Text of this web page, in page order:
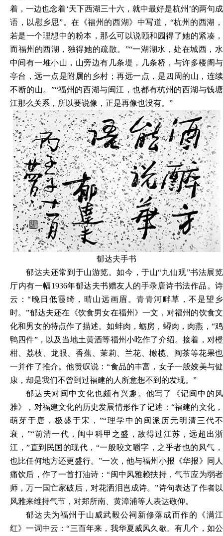
着，一边也念着‘天下西湖三十六，就中最好是杭州’的两句成
语，以慰乡思”。在《福州的西湖》中写道，“杭州的西湖，
若是一个理想中的粉本，那么可以说颐和园得了她的紧凑，
而福州的西湖，独得她的疏散。”“一湖湖水，处在城西，水
中间有一堆小山，山旁边有几条堤，几条桥，与许多楼阁与
亭台，远一点是附属的乡村；再远一点，是四周的山，连续
不断的山。”“福州的西湖与闽江，也都有杭州的西湖与钱塘
江那么关系，所以要说像，正是再像也没有。”
郁达夫手书
郁达夫还常到于山游览。如今，于山“九仙观”书法展览
厅内有一幅1936年郁达夫书赠友人的手录唐诗书法作品。诗
云：“晚日低霞绮，晴山远画眉。青青河畔草，不是望乡
时。”郁达夫还在《饮食男女在福州》一文，对福州的饮食文
化和男女的特点作了描述。如蚌肉，蛎房，蟳肉，肉燕，“鸡
鸭四件”，以及当地土黄酒等福州小吃作了介绍。接着，对橙
柑、荔枝、龙眼、香蕉、茉莉、兰花、橄榄、闽茶等花果也
一并作了推介。他赞叹说：“食品的丰富，女子一般姣美与健
康，却是我们不曾到过福建的人所意想不到的发现。”
郁达夫对闽中文化也颇有兴趣。他写了《记闽中的风
雅》，对福建文化的历史发展情形作了记述：“福建的文化，
萌芽于唐，极盛于宋，”“理学中的闽派历元明清三代不
衰，”“前清一代，闽中科甲之盛，敌得过江苏，远超出浙
江，”直到民国的现代，“一般咬文嚼字，之乎者也的风气，
也比任何地方还更盛行。”一次，他与福州小报《华报》同人
痛饮后，作了一首打油诗：“闽中风雅赖扶持，气节应为弱者
师，万一国亡家破后，对花洒泪岂成诗。”诗句表达了作者以
风雅来维持气节，对郑所南、黄漳浦等人表达敬仰。
郁达夫为福州于山威武毅公祠新修落成而作的《满江
红》一词中云：“三百年来，我华夏威风久歇。有几个，如公